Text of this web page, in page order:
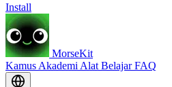
Install
MorseKit
Kamus Akademi Alat BelajarFAQ